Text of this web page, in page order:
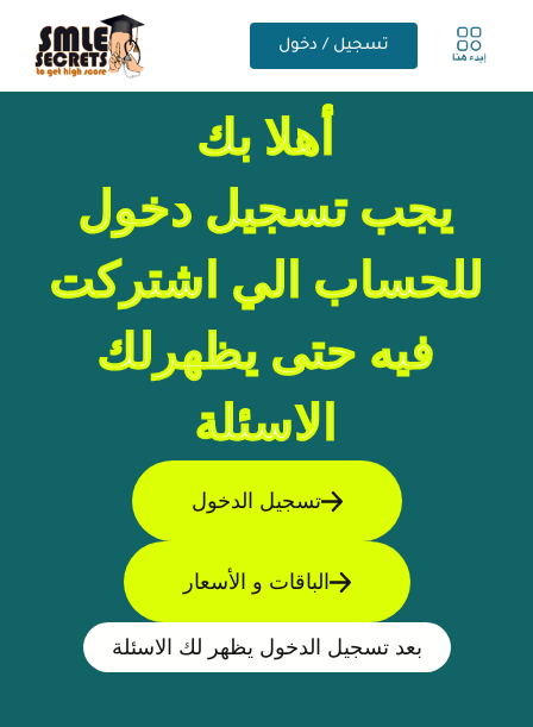
تسجيل / دخول
أهلا بك
يجب تسجيل دخول
للحساب الي اشتركت
فيه حتى يظهرلك
الاسئلة
تسجيل الدخول
الباقات و الأسعار
بعد تسجيل الدخول يظهر لك الاسئلة